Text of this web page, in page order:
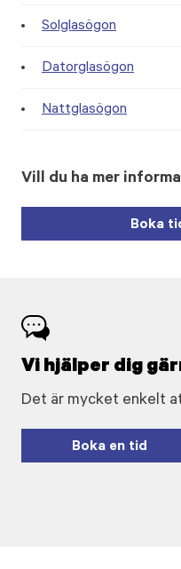
Solglasögon
Datorglasögon
Nattglasögon
Vill du ha mer
Boka
Vi hjälper dig
Det är mycket enkelt
Boka en tid